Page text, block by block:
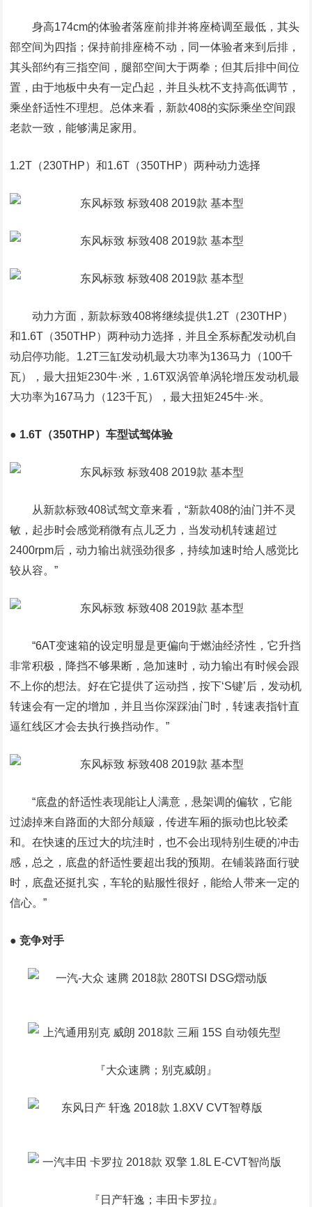
身高174cm的体验者落座前排并将座椅调至最低，其头
部空间为四指；保持前排座椅不动，同一体验者来到后排，
其头部约有三指空间，腿部空间大于两拳；但其后排中间位
置，由于地板中央有一定凸起，并且头枕不支持高低调节，
乘坐舒适性不理想。总体来看，新款408的实际乘坐空间跟
老款一致，能够满足家用。
1.2T（230THP）和1.6T（350THP）两种动力选择
动力方面，新款标致408将继续提供1.2T（230THP）
和1.6T（350THP）两种动力选择，并且全系标配发动机自
动启停功能。1.2T三缸发动机最大功率为136马力（100千
瓦），最大扭矩230牛·米，1.6T双涡管单涡轮增压发动机最
大功率为167马力（123千瓦），最大扭矩245牛·米。
● 1.6T（350THP）车型试驾体验
从新款标致408试驾文章来看，“新款408的油门并不灵
敏，起步时会感觉稍微有点儿乏力，当发动机转速超过
2400rpm后，动力输出就强劲很多，持续加速时给人感觉比
较从容。”
“6AT变速箱的设定明显是更偏向于燃油经济性，它升挡
非常积极，降挡不够果断，急加速时，动力输出有时候会跟
不上你的想法。好在它提供了运动挡，按下‘S键’后，发动机
转速会有一定的增加，并且当你深踩油门时，转速表指针直
逼红线区才会去执行换挡动作。”
“底盘的舒适性表现能让人满意，悬架调的偏软，它能
过滤掉来自路面的大部分颠簸，传进车厢的振动也比较柔
和。在快速的压过大的坑洼时，也不会出现特别生硬的冲击
感，总之，底盘的舒适性要超出我的预期。在铺装路面行驶
时，底盘还挺扎实，车轮的贴服性很好，能给人带来一定的
信心。”
● 竞争对手
『大众速腾；别克威朗』
『日产轩逸；丰田卡罗拉』